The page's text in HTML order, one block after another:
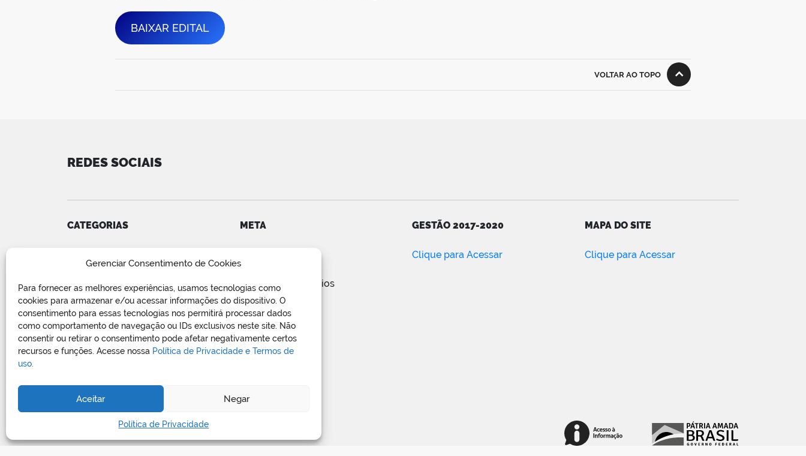
Gerenciar Consentimento de Cookies
Para fornecer as melhores experiências, usamos tecnologias como
cookies para armazenar e/ou acessar informações do dispositivo. O
consentimento para essas tecnologias nos permitirá processar dados
como comportamento de navegação ou IDs exclusivos neste site. Não
consentir ou retirar o consentimento pode afetar negativamente certos
recursos e funções. Acesse nossa Política de Privacidade e Termos de
uso.
Aceitar Negar
Política de Privacidade
BAIXAR EDITAL
VOLTAR AO TOPO
REDES SOCIAIS
CATEGORIAS
COVID-19
Editais e Avisos
Notícias
Relatório de Projetos e Execução
de Obras Públicas
Sem categoria
Vagas de Emprego
META
Feed de posts
Feed de comentários
WordPress.org
GESTÃO 2017-2020
Clique para Acessar
MAPA DO SITE
Clique para Acessar